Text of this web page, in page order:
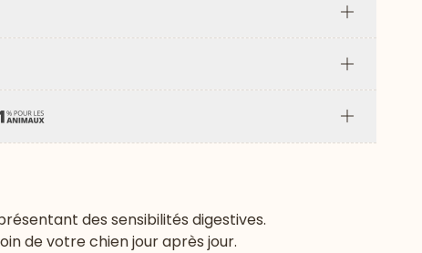
Plus
Plus
des sensibilités digestives.
de votre chien jour après jour.